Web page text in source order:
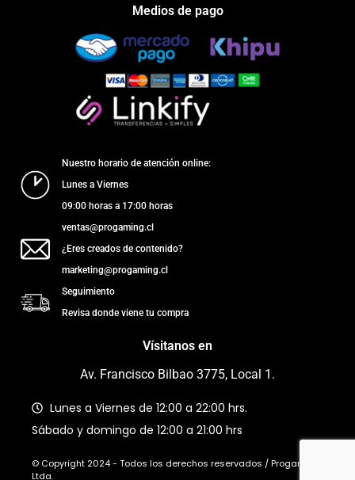
Medios de pago
Nuestro horario de atención online:
Lunes a Viernes
09:00 horas a 17:00 horas
ventas@progaming.cl
¿Eres creados de contenido?
marketing@progaming.cl
Seguimiento
Revisa donde viene tu compra
Vísitanos en
Av. Francisco Bilbao 3775, Local 1.
Lunes a Viernes de 12:00 a 22:00 hrs.
Sábado y domingo de 12:00 a 21:00 hrs
© Copyright 2024 - Todos los derechos reservados / Progaming
Ltda.